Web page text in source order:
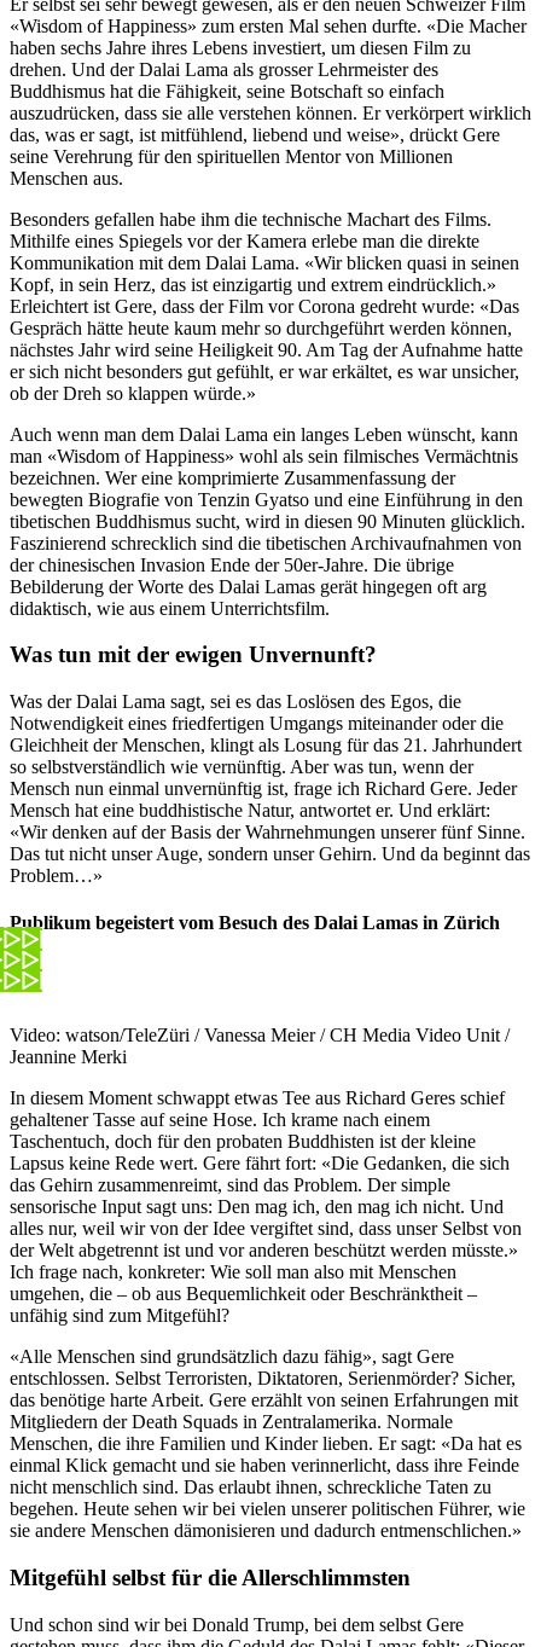
«Wisdom of Happiness» zum ersten Mal sehen durfte. «Die Macher
haben sechs Jahre ihres Lebens investiert, um diesen Film zu
drehen. Und der Dalai Lama als grosser Lehrmeister des
Buddhismus hat die Fähigkeit, seine Botschaft so einfach
auszudrücken, dass sie alle verstehen können. Er verkörpert wirklich
das, was er sagt, ist mitfühlend, liebend und weise», drückt Gere
seine Verehrung für den spirituellen Mentor von Millionen
Menschen aus.
Besonders gefallen habe ihm die technische Machart des Films.
Mithilfe eines Spiegels vor der Kamera erlebe man die direkte
Kommunikation mit dem Dalai Lama. «Wir blicken quasi in seinen
Kopf, in sein Herz, das ist einzigartig und extrem eindrücklich.»
Erleichtert ist Gere, dass der Film vor Corona gedreht wurde: «Das
Gespräch hätte heute kaum mehr so durchgeführt werden können,
nächstes Jahr wird seine Heiligkeit 90. Am Tag der Aufnahme hatte
er sich nicht besonders gut gefühlt, er war erkältet, es war unsicher,
ob der Dreh so klappen würde.»
Auch wenn man dem Dalai Lama ein langes Leben wünscht, kann
man «Wisdom of Happiness» wohl als sein filmisches Vermächtnis
bezeichnen. Wer eine komprimierte Zusammenfassung der
bewegten Biografie von Tenzin Gyatso und eine Einführung in den
tibetischen Buddhismus sucht, wird in diesen 90 Minuten glücklich.
Faszinierend schrecklich sind die tibetischen Archivaufnahmen von
der chinesischen Invasion Ende der 50er-Jahre. Die übrige
Bebilderung der Worte des Dalai Lamas gerät hingegen oft arg
didaktisch, wie aus einem Unterrichtsfilm.
Was tun mit der ewigen Unvernunft?
Was der Dalai Lama sagt, sei es das Loslösen des Egos, die
Notwendigkeit eines friedfertigen Umgangs miteinander oder die
Gleichheit der Menschen, klingt als Losung für das 21. Jahrhundert
so selbstverständlich wie vernünftig. Aber was tun, wenn der
Mensch nun einmal unvernünftig ist, frage ich Richard Gere. Jeder
Mensch hat eine buddhistische Natur, antwortet er. Und erklärt:
«Wir denken auf der Basis der Wahrnehmungen unserer fünf Sinne.
Das tut nicht unser Auge, sondern unser Gehirn. Und da beginnt das
Problem…»
Publikum begeistert vom Besuch des Dalai Lamas in Zürich
Video: watson/TeleZüri / Vanessa Meier / CH Media Video Unit /
Jeannine Merki
In diesem Moment schwappt etwas Tee aus Richard Geres schief
gehaltener Tasse auf seine Hose. Ich krame nach einem
Taschentuch, doch für den probaten Buddhisten ist der kleine
Lapsus keine Rede wert. Gere fährt fort: «Die Gedanken, die sich
das Gehirn zusammenreimt, sind das Problem. Der simple
sensorische Input sagt uns: Den mag ich, den mag ich nicht. Und
alles nur, weil wir von der Idee vergiftet sind, dass unser Selbst von
der Welt abgetrennt ist und vor anderen beschützt werden müsste.»
Ich frage nach, konkreter: Wie soll man also mit Menschen
umgehen, die – ob aus Bequemlichkeit oder Beschränktheit –
unfähig sind zum Mitgefühl?
«Alle Menschen sind grundsätzlich dazu fähig», sagt Gere
entschlossen. Selbst Terroristen, Diktatoren, Serienmörder? Sicher,
das benötige harte Arbeit. Gere erzählt von seinen Erfahrungen mit
Mitgliedern der Death Squads in Zentralamerika. Normale
Menschen, die ihre Familien und Kinder lieben. Er sagt: «Da hat es
einmal Klick gemacht und sie haben verinnerlicht, dass ihre Feinde
nicht menschlich sind. Das erlaubt ihnen, schreckliche Taten zu
begehen. Heute sehen wir bei vielen unserer politischen Führer, wie
sie andere Menschen dämonisieren und dadurch entmenschlichen.»
Mitgefühl selbst für die Allerschlimmsten
Und schon sind wir bei Donald Trump, bei dem selbst Gere